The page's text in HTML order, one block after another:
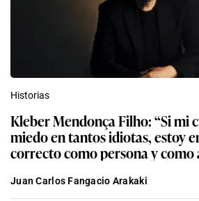
Historias
Kleber Mendonça Filho: “Si mi
miedo en tantos idiotas, estoy
correcto como persona y como
Juan Carlos Fangacio Arakaki